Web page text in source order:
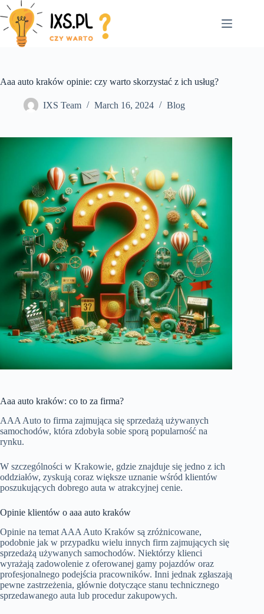
Skip
to
content
Aaa auto kraków opinie: czy warto skorzystać z ich usług?
IXS Team March 16, 2024 Blog
Aaa auto kraków: co to za firma?
AAA Auto to firma zajmująca się sprzedażą używanych
samochodów, która zdobyła sobie sporą popularność na
rynku.
W szczególności w Krakowie, gdzie znajduje się jedno z ich
oddziałów, zyskują coraz większe uznanie wśród klientów
poszukujących dobrego auta w atrakcyjnej cenie.
Opinie klientów o aaa auto kraków
Opinie na temat AAA Auto Kraków są zróżnicowane,
podobnie jak w przypadku wielu innych firm zajmujących się
sprzedażą używanych samochodów. Niektórzy klienci
wyrażają zadowolenie z oferowanej gamy pojazdów oraz
profesjonalnego podejścia pracowników. Inni jednak zgłaszają
pewne zastrzeżenia, głównie dotyczące stanu technicznego
sprzedawanego auta lub procedur zakupowych.